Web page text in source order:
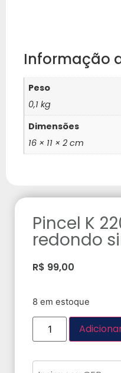
Informação
Peso
0,1 kg
Dimensões
16 × 11 × 2 cm
Pincel K
redondo
R$ 99,00
8 em estoque